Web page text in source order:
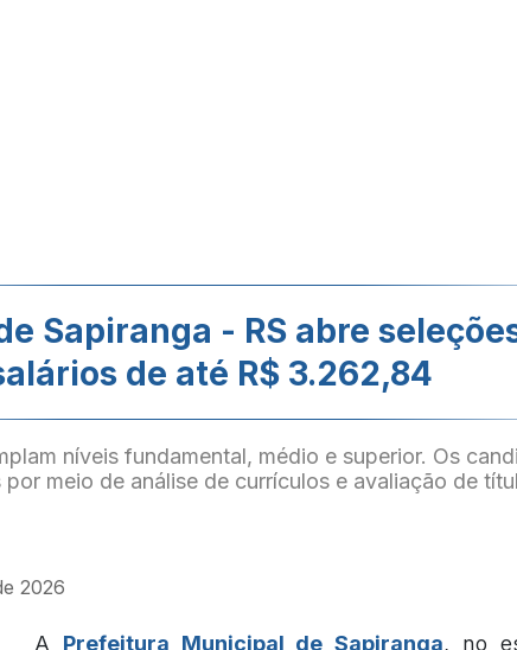
Sapiranga - RS abre
de até R$ 3.262,84
níveis fundamental, médio e superior. Os
por meio de análise de currículos e avaliação de
2026
A Prefeitura Municipal de Sapiranga, no